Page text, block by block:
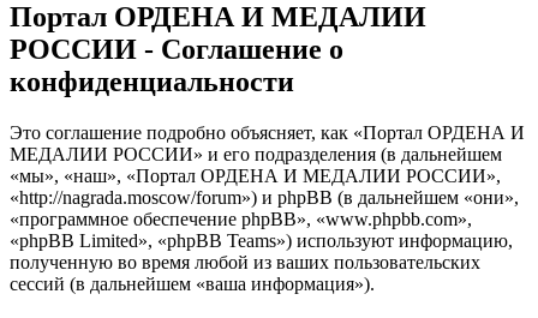
Портал ОРДЕНА И МЕДАЛИИ
РОССИИ - Соглашение о
конфиденциальности
Это соглашение подробно объясняет, как «Портал ОРДЕНА И
МЕДАЛИИ РОССИИ» и его подразделения (в дальнейшем
«мы», «наш», «Портал ОРДЕНА И МЕДАЛИИ РОССИИ»,
«http://nagrada.moscow/forum») и phpBB (в дальнейшем «они»,
«программное обеспечение phpBB», «www.phpbb.com»,
«phpBB Limited», «phpBB Teams») используют информацию,
полученную во время любой из ваших пользовательских
сессий (в дальнейшем «ваша информация»).